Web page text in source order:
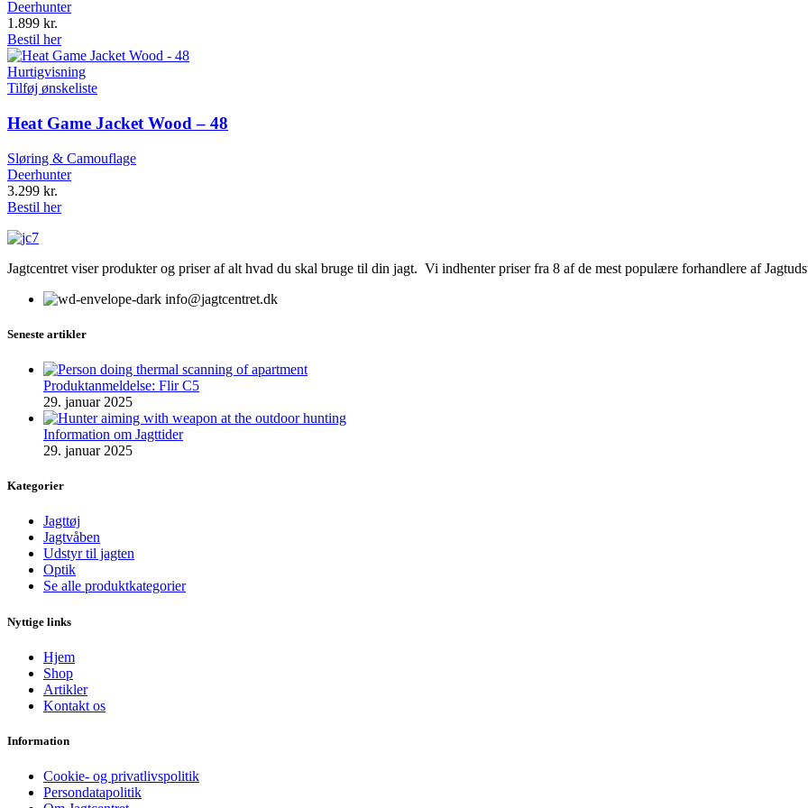
Deerhunter
1.899 kr.
Bestil her
Hurtigvisning
Tilføj ønskeliste
Heat Game Jacket Wood – 48
Sløring & Camouflage
Deerhunter
3.299 kr.
Bestil her
Jagtcentret viser produkter og priser af alt hvad du skal bruge til din jagt. Vi indhenter priser fra 8 af de mest populære forhandlere af
info@jagtcentret.dk
Seneste artikler
Produktanmeldelse: Flir C5
29. januar 2025
Information om Jagttider
29. januar 2025
Kategorier
Jagttøj
Jagtvåben
Udstyr til jagten
Optik
Se alle produktkategorier
Nyttige links
Hjem
Shop
Artikler
Kontakt os
Information
Cookie- og privatlivspolitik
Persondatapolitik